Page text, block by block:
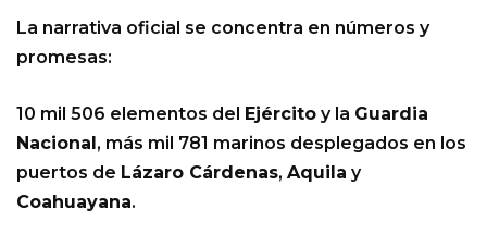
La narrativa oficial se concentra en números y
promesas:
10 mil 506 elementos del Ejército y la Guardia
Nacional , más mil 781 marinos desplegados en los
puertos de Lázaro Cárdenas, Aquila y
Coahuayana.